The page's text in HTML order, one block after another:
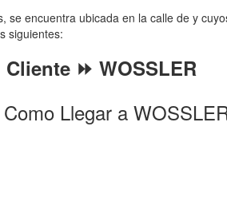
encuentra ubicada en la calle de y
siguientes:
⏩ WOSSLER
Como Llegar a